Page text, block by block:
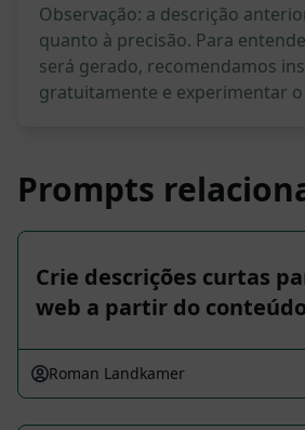
Observação: a descrição
quanto à precisão. Para
será gerado, recomendamos
gratuitamente e experimentar
Prompts
Crie descrições curtas
web a partir do
Roman Landkamer